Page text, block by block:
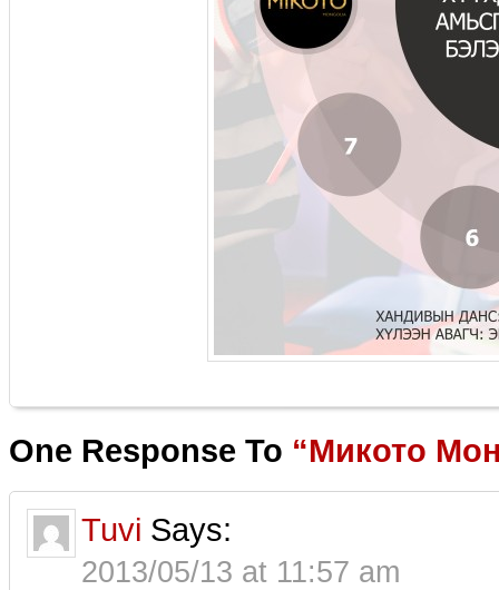
One Response To “Микото
Tuvi Says:
2013/05/13 at 11:57 am